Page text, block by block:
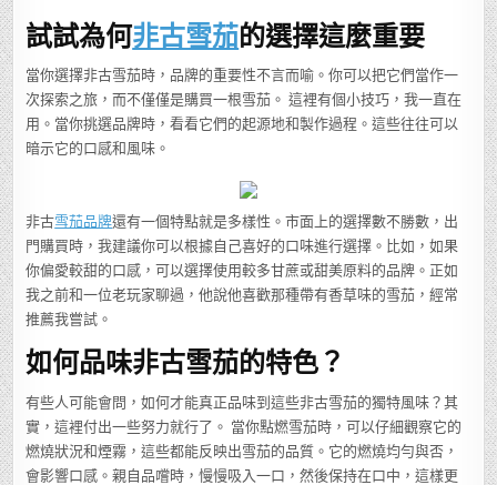
試試為何非古雪茄的選擇這麼重要
當你選擇非古雪茄時，品牌的重要性不言而喻。你可以把它們當作一
次探索之旅，而不僅僅是購買一根雪茄。 這裡有個小技巧，我一直在
用。當你挑選品牌時，看看它們的起源地和製作過程。這些往往可以
暗示它的口感和風味。
非古雪茄品牌還有一個特點就是多樣性。市面上的選擇數不勝數，出
門購買時，我建議你可以根據自己喜好的口味進行選擇。比如，如果
你偏愛較甜的口感，可以選擇使用較多甘蔗或甜美原料的品牌。正如
我之前和一位老玩家聊過，他說他喜歡那種帶有香草味的雪茄，經常
推薦我嘗試。
如何品味非古雪茄的特色？
有些人可能會問，如何才能真正品味到這些非古雪茄的獨特風味？其
實，這裡付出一些努力就行了。 當你點燃雪茄時，可以仔細觀察它的
燃燒狀況和煙霧，這些都能反映出雪茄的品質。它的燃燒均勻與否，
會影響口感。親自品嚐時，慢慢吸入一口，然後保持在口中，這樣更